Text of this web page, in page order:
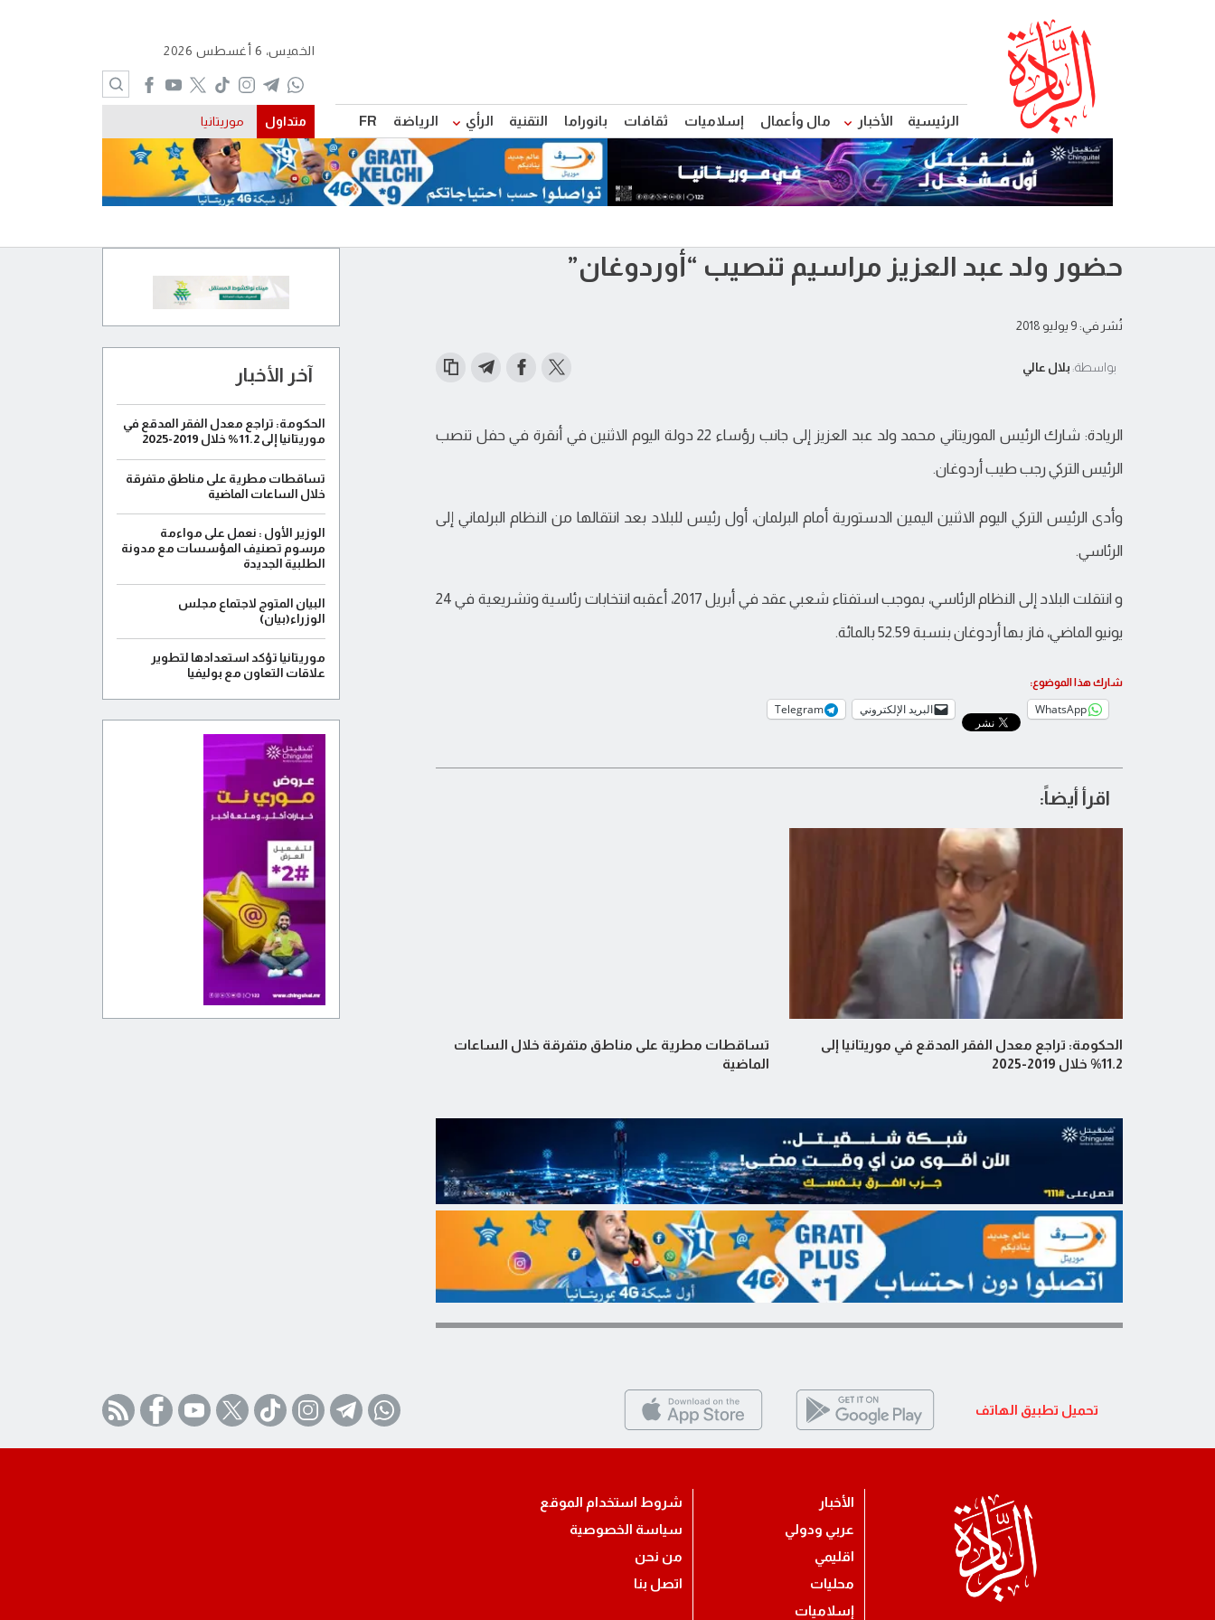
الرئيسية الأخبار مال وأعمال إسلاميات ثقافات بانوراما التقنية الرأي الرياضة FR
الخميس، 6 أغسطس 2026
متداول موريتانيا
حضور ولد عبد العزيز مراسيم تنصيب “أوردوغان”
نُشر في: 9 يوليو 2018
بواسطة: بلال عالي
الريادة: شارك الرئيس الموريتاني محمد ولد عبد العزيز إلى جانب رؤساء 22 دولة اليوم الاثنين في أنقرة في حفل تنصب
الرئيس التركي رجب طيب أردوغان.
وأدى الرئيس التركي اليوم الاثنين اليمين الدستورية أمام البرلمان، أول رئيس للبلاد بعد انتقالها من النظام البرلماني إلى
الرئاسي.
و انتقلت البلاد إلى النظام الرئاسي، بموجب استفتاء شعبي عقد في أبريل 2017، أعقبه انتخابات رئاسية وتشريعية في 24
يونيو الماضي، فاز بها أردوغان بنسبة 52.59 بالمائة.
شارك هذا الموضوع:
WhatsApp البريد الإلكتروني Telegram
اقرأ أيضاً:
الحكومة: تراجع معدل الفقر المدقع في موريتانيا إلى
11.2% خلال 2019-2025
تساقطات مطرية على مناطق متفرقة خلال الساعات
الماضية
آخر الأخبار
الحكومة: تراجع معدل الفقر المدقع في
موريتانيا إلى 11.2% خلال 2019-2025
تساقطات مطرية على مناطق متفرقة
خلال الساعات الماضية
الوزير الأول : نعمل على مواءمة
مرسوم تصنيف المؤسسات مع مدونة
الطلبية الجديدة
البيان المتوج لاجتماع مجلس
الوزراء(بيان)
موريتانيا تؤكد استعدادها لتطوير
علاقات التعاون مع بوليفيا
تحميل تطبيق الهاتف
الأخبار
عربي ودولي
اقليمي
محليات
إسلاميات
شروط استخدام الموقع
سياسة الخصوصية
من نحن
اتصل بنا